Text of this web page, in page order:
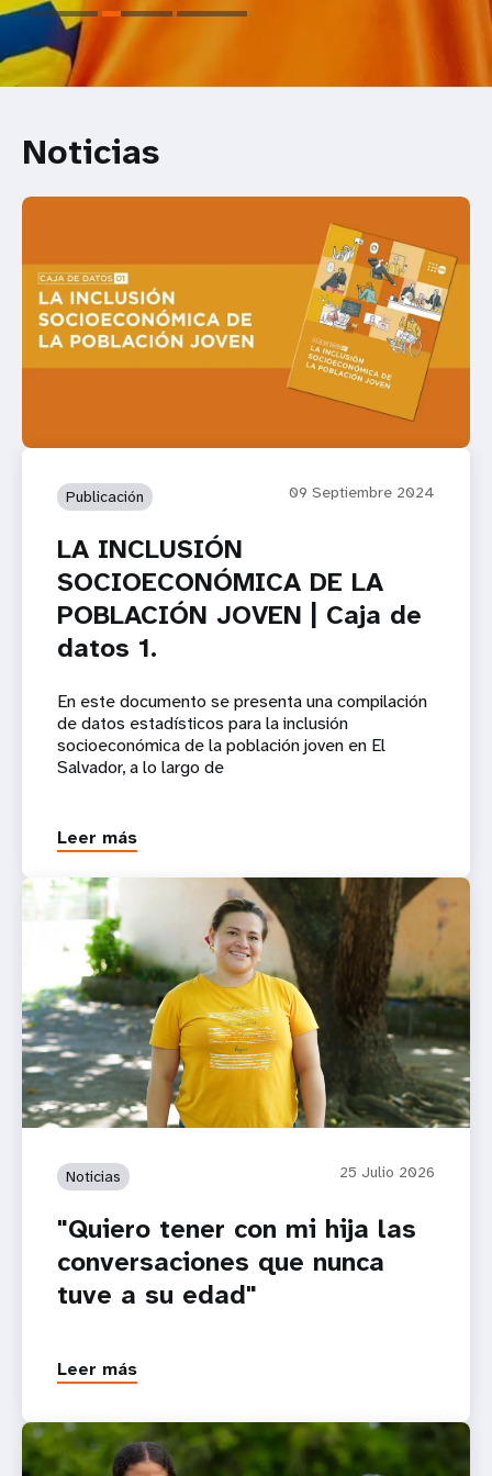
Noticias
Publicación 09 Septiembre 2024
LA INCLUSIÓN
SOCIOECONÓMICA DE LA
POBLACIÓN JOVEN | Caja de
datos 1.
En este documento se presenta una compilación
de datos estadísticos para la inclusión
socioeconómica de la población joven en El
Salvador, a lo largo de
Leer más
Noticias 25 Julio 2026
"Quiero tener con mi hija las
conversaciones que nunca
tuve a su edad"
Leer más